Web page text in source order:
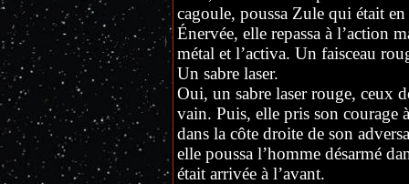
cagoule, poussa Zule qui était
Énervée, elle repassa à l’action
métal et l’activa. Un faisceau
Un sabre laser.
Oui, un sabre laser rouge, ceux
vain. Puis, elle pris son courage
dans la côte droite de son
elle poussa l’homme désarmé
était arrivée à l’avant.